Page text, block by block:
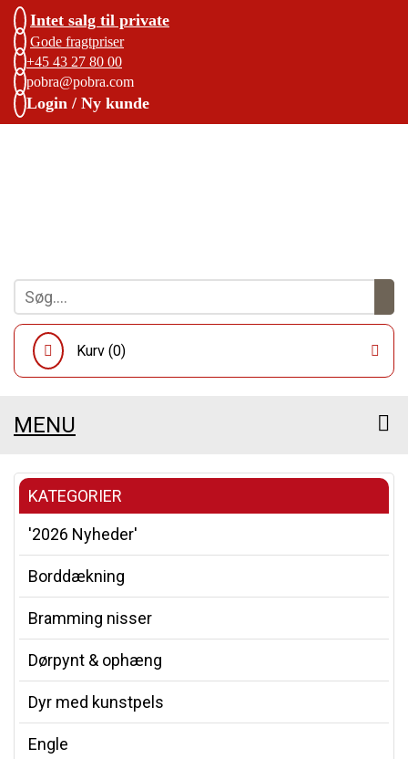
Intet salg til private
Gode fragtpriser
+45 43 27 80 00
pobra@pobra.com
Login / Ny kunde
Kurv (0)
MENU
KATEGORIER
'2026 Nyheder'
Borddækning
Bramming nisser
Dørpynt & ophæng
Dyr med kunstpels
Engle